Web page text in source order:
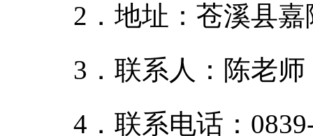
2．地址：苍溪县
3．联系人：陈老师
4．联系电话：